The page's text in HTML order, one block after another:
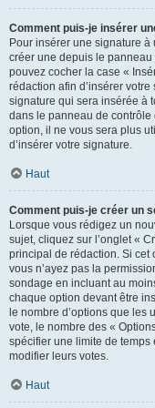
Comment puis-je insérer
Pour insérer une signature à
créer une depuis le panneau
pouvez cocher la case «
rédaction afin d’insérer
signature qui sera insérée à
dans le panneau de contrôle
option, il ne vous sera plus
d’insérer votre signature.
Haut
Comment puis-je créer un
Lorsque vous rédigez un
sujet, cliquez sur l’onglet «
principal de rédaction. Si cet
vous n’ayez pas la
sondage en incluant au
chaque option devant être
le nombre d’options que les
vote, le nombre des «
spécifier une limite de
modifier leurs votes.
Haut